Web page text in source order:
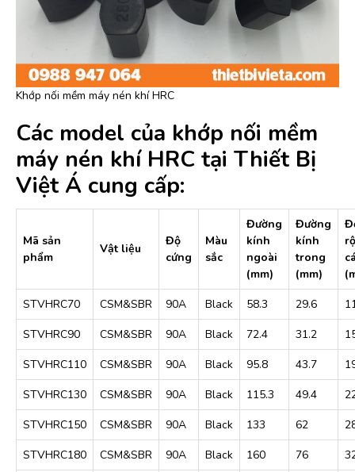
Khớp nối mềm máy nén khí HRC
Các model của khớp nối mềm
máy nén khí HRC tại Thiết Bị
Việt Á cung cấp:
Mã sản
phẩm
Vật liệu
Độ
cứng
Màu
sắc
Đường
kính
ngoài
(mm)
Đường
kính
trong
(mm)
STVHRC70
CSM&SBR 90A Black 58.3 29.6
STVHRC90
CSM&SBR 90A Black 72.4 31.2
STVHRC110
CSM&SBR 90A Black 95.8 43.7
STVHRC130
CSM&SBR 90A Black 115.3 49.4
STVHRC150
CSM&SBR 90A Black 133 62
STVHRC180
CSM&SBR 90A Black 160 76